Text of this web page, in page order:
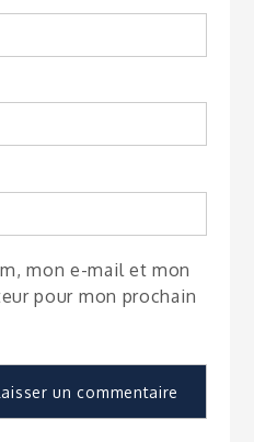
mon e-mail et mon
pour mon prochain